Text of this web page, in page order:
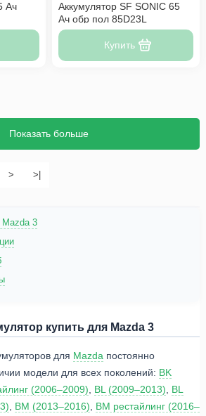
Ач
Аккумулятор SF SONIC 65
Ач обр пол 85D23L
Купить
> >|
Показать больше
3
купить для Mazda 3
для Mazda постоянно
модели для всех поколений: BK
(2006–2009) BL (2009–2013)
BL
BM (2013–2016)
BM рестайлинг (2016–